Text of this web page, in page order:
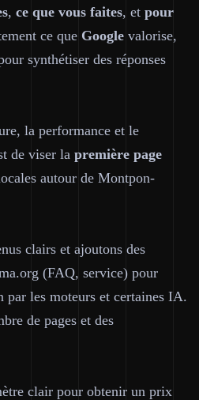
, ce que vous faites, et pour
ce que Google valorise,
synthétiser des réponses
la performance et le
de viser la première page
autour de Montpon-
clairs et ajoutons des
(FAQ, service) pour
les moteurs et certaines IA.
de pages et des
clair pour obtenir un prix